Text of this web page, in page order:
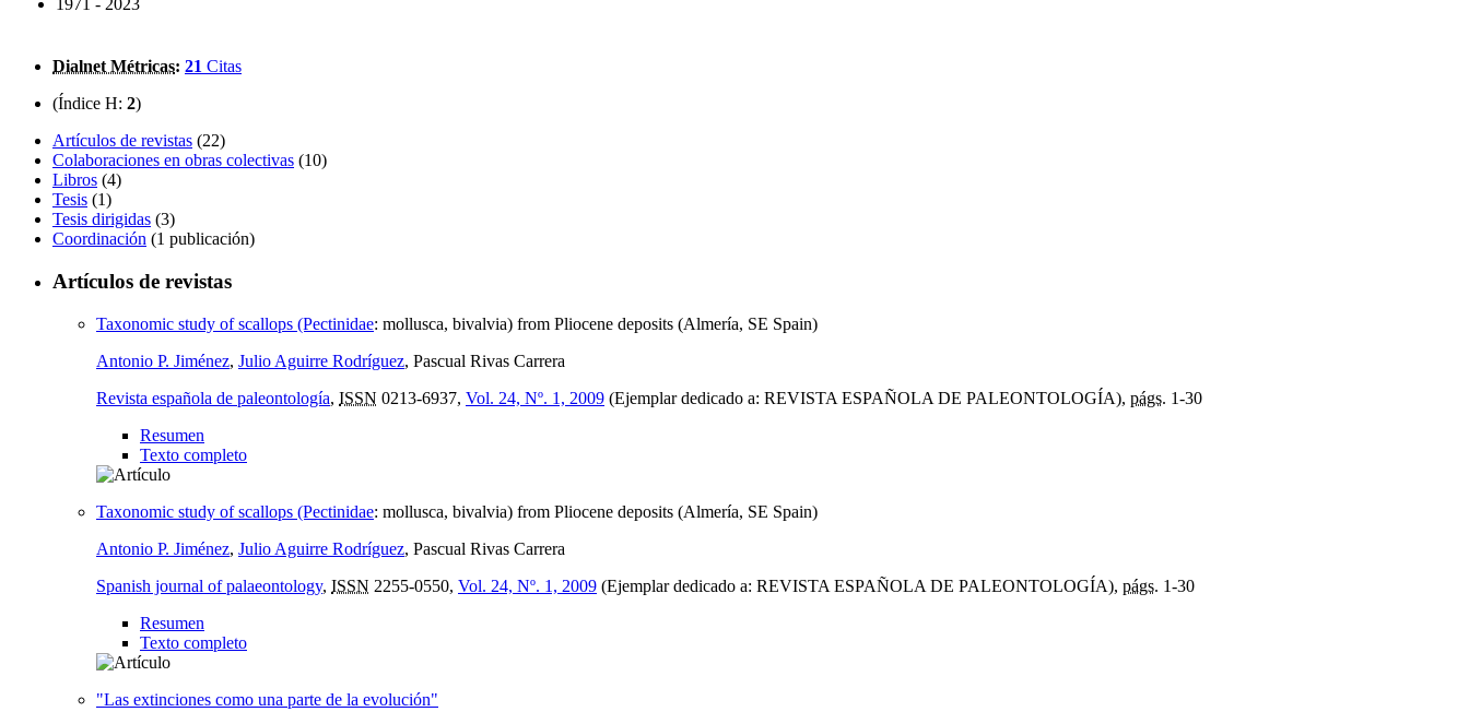
1971 - 2023
Dialnet Métricas: 21 Citas
(Índice H: 2)
Artículos de revistas (22)
Colaboraciones en obras colectivas (10)
Libros (4)
Tesis (1)
Tesis dirigidas (3)
Coordinación (1 publicación)
Artículos de revistas
Taxonomic study of scallops (Pectinidae: mollusca, bivalvia) from Pliocene deposits (Almería, SE Spain)
Antonio P. Jiménez, Julio Aguirre Rodríguez, Pascual Rivas Carrera
Revista española de paleontología, ISSN 0213-6937, Vol. 24, Nº. 1, 2009 (Ejemplar dedicado a: REVISTA ESPAÑOLA DE PALEONTOLOGÍA), págs. 1-30
Resumen
Texto completo
Taxonomic study of scallops (Pectinidae: mollusca, bivalvia) from Pliocene deposits (Almería, SE Spain)
Antonio P. Jiménez, Julio Aguirre Rodríguez, Pascual Rivas Carrera
Spanish journal of palaeontology, ISSN 2255-0550, Vol. 24, Nº. 1, 2009 (Ejemplar dedicado a: REVISTA ESPAÑOLA DE PALEONTOLOGÍA), págs. 1-30
Resumen
Texto completo
"Las extinciones como una parte de la evolución"